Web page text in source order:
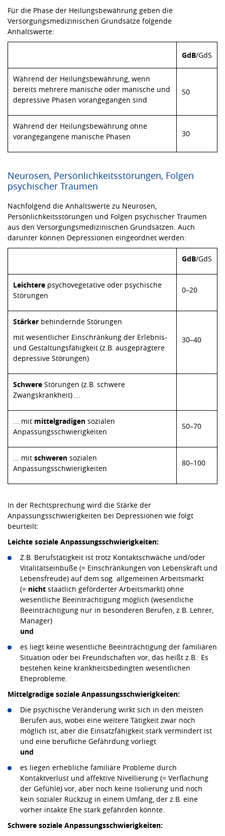
Für die Phase der Heilungsbewährung geben die
Versorgungsmedizinischen Grundsätze folgende
Anhaltswerte:
GdB/GdS
Während der Heilungsbewährung, wenn
bereits mehrere manische oder manische und
depressive Phasen vorangegangen sind
50
Während der Heilungsbewährung ohne
vorangegangene manische Phasen
30
Neurosen, Persönlichkeitsstörungen, Folgen
psychischer Traumen
Nachfolgend die Anhaltswerte zu Neurosen,
Persönlichkeitsstörungen und Folgen psychischer Traumen
aus den Versorgungsmedizinischen Grundsätzen. Auch
darunter können Depressionen eingeordnet werden:
GdB/GdS
Leichtere psychovegetative oder psychische
Störungen
0–20
Stärker behindernde Störungen
mit wesentlicher Einschränkung der Erlebnis-
und Gestaltungsfähigkeit (z.B. ausgeprägtere
depressive Störungen)
30–40
Schwere Störungen (z.B. schwere
Zwangskrankheit) ...
... mit mittelgradigen sozialen
Anpassungsschwierigkeiten
50–70
... mit schweren sozialen
Anpassungsschwierigkeiten
80–100
In der Rechtsprechung wird die Stärke der
Anpassungsschwierigkeiten bei Depressionen wie folgt
beurteilt:
Leichte soziale Anpassungsschwierigkeiten:
Z.B. Berufstätigkeit ist trotz Kontaktschwäche und/oder
Vitalitätseinbuße (= Einschränkungen von Lebenskraft und
Lebensfreude) auf dem sog. allgemeinen Arbeitsmarkt
(= nicht staatlich geförderter Arbeitsmarkt) ohne
wesentliche Beeinträchtigung möglich (wesentliche
Beeinträchtigung nur in besonderen Berufen, z.B. Lehrer,
Manager)
und
es liegt keine wesentliche Beeinträchtigung der familiären
Situation oder bei Freundschaften vor, das heißt z.B.: Es
bestehen keine krankheitsbedingten wesentlichen
Eheprobleme.
Mittelgradige soziale Anpassungsschwierigkeiten:
Die psychische Veränderung wirkt sich in den meisten
Berufen aus, wobei eine weitere Tätigkeit zwar noch
möglich ist, aber die Einsatzfähigkeit stark vermindert ist
und eine berufliche Gefährdung vorliegt
und
es liegen erhebliche familiäre Probleme durch
Kontaktverlust und affektive Nivellierung (= Verflachung
der Gefühle) vor, aber noch keine Isolierung und noch
kein sozialer Rückzug in einem Umfang, der z.B. eine
vorher intakte Ehe stark gefährden könnte.
Schwere soziale Anpassungsschwierigkeiten: